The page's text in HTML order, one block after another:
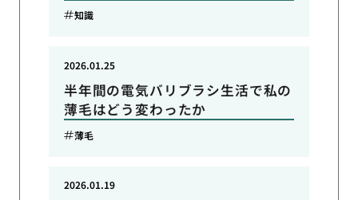
知識
半年間の電気バリブラシ生活で私の
薄毛はどう変わったか
2026.01.25
薄毛
2026.01.19